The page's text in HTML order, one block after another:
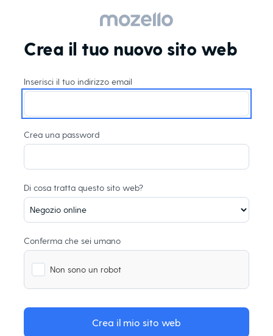
Crea il tuo nuovo sito web
Inserisci il tuo indirizzo email
Crea una password
Di cosa tratta questo sito web?
Conferma che sei umano
Non sono un robot